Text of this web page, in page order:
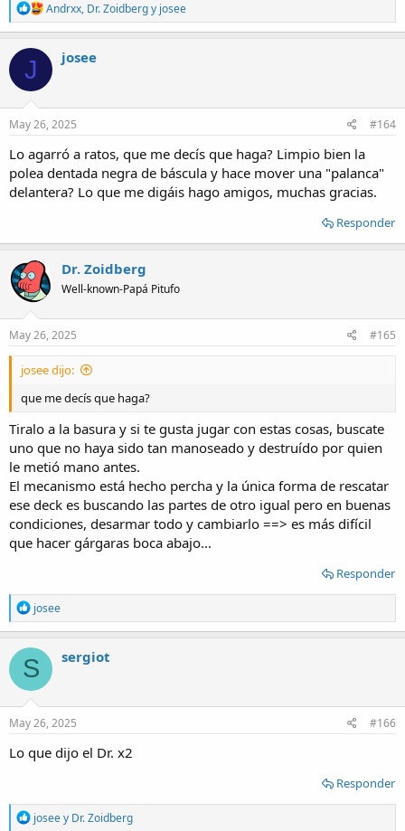
R
e
a
c
i
n
s
Andrxx, Dr. Zoidbergy josee
J josee
May 26, 2025 #164
Lo agarró a ratos, que me decís que haga? Limpio bien la
polea dentada negra de báscula y hace mover una "palanca"
delantera? Lo que me digáis hago amigos, muchas gracias.
Responder
Dr. Zoidberg
Well-known-Papá Pitufo
May 26, 2025 #165
josee dijo:
que me decís que haga?
Tiralo a la basura y si te gusta jugar con estas cosas, buscate
uno que no haya sido tan manoseado y destruído por quien
le metió mano antes.
El mecanismo está hecho percha y la única forma de rescatar
ese deck es buscando las partes de otro igual pero en buenas
condiciones, desarmar todo y cambiarlo ==> es más difícil
que hacer gárgaras boca abajo...
Responder
R
e
a
c
t
i
o
n
s
josee
S sergiot
May 26, 2025 #166
Lo que dijo el Dr. x2
Responder
R
joseey Dr. Zoidberg